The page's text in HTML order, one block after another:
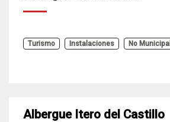
Turismo Instalaciones No Municipal
Albergue Itero del Castillo